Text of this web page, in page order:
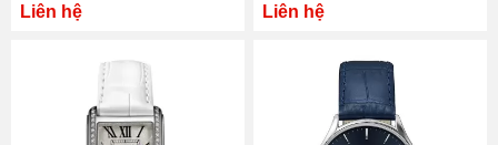
Liên hệ Liên hệ